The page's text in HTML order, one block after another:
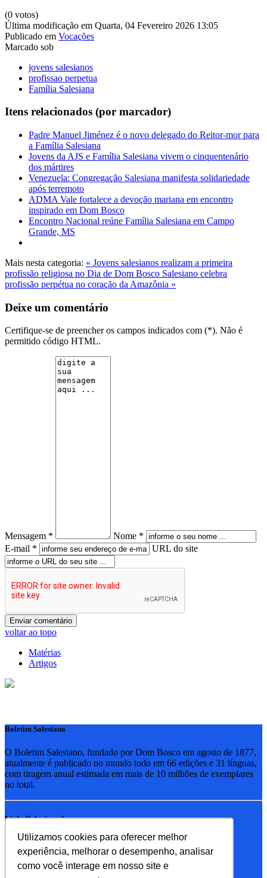
Utilizamos cookies para oferecer melhor
experiência, melhorar o desempenho, analisar
como você interage em nosso site e
(0 votos)
Última modificação em Quarta, 04 Fevereiro 2026 13:05
Publicado em Vocações
Marcado sob
jovens salesianos
profissao perpetua
Família Salesiana
Itens relacionados (por marcador)
Padre Manuel Jiménez é o novo delegado do Reitor-mor para
a Família Salesiana
Jovens da AJS e Família Salesiana vivem o cinquentenário
dos mártires
Venezuela: Congregação Salesiana manifesta solidariedade
após terremoto
ADMA Vale fortalece a devoção mariana em encontro
inspirado em Dom Bosco
Encontro Nacional reúne Família Salesiana em Campo
Grande, MS
Mais nesta categoria: « Jovens salesianos realizam a primeira
profissão religiosa no Dia de Dom Bosco Salesiano celebra
profissão perpétua no coração da Amazônia »
Deixe um comentário
Certifique-se de preencher os campos indicados com (*). Não é
permitido código HTML.
Mensagem *
Nome *
E-mail *
URL do site
voltar ao topo
Matérias
Artigos
Boletim Salesiano
O Boletim Salesiano, fundado por Dom Bosco em agosto de 1877,
atualmente é publicado no mundo todo em 66 edições e 31 línguas,
com tiragem anual estimada em mais de 10 milhões de exemplares
no total.
Links Relacionados
RSB - Rede Salesiana Brasil
EDEBE - Editora
UPV - União pela Vida